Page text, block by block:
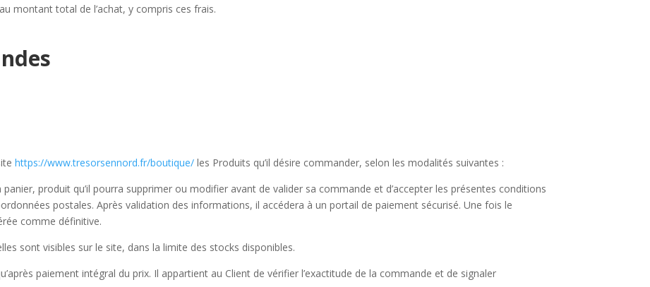
montant total de l’achat, y compris ces frais.
https://www.tresorsennord.fr/boutique/ les Produits qu’il désire commander, selon les modalités suivantes :
produit qu’il pourra supprimer ou modifier avant de valider sa commande et d’accepter les présentes conditions
postales. Après validation des informations, il accédera à un portail de paiement sécurisé. Une fois le
comme définitive.
sont visibles sur le site, dans la limite des stocks disponibles.
paiement intégral du prix. Il appartient au Client de vérifier l’exactitude de la commande et de signaler